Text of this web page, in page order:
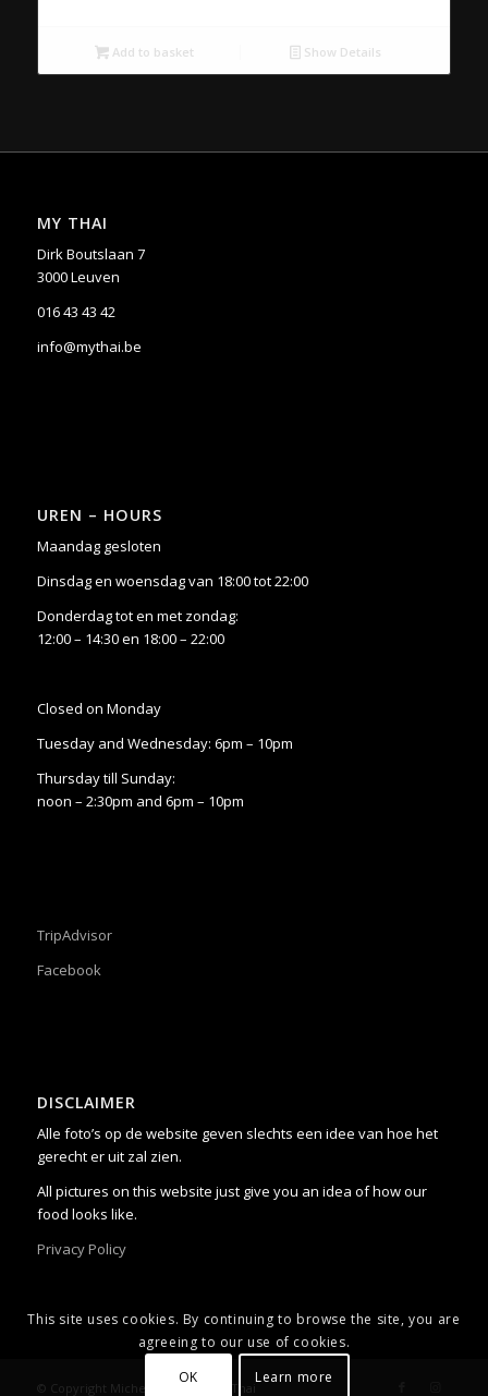
Add to basket Show Details
MY THAI
Dirk Boutslaan 7
3000 Leuven
016 43 43 42
info@mythai.be
UREN – HOURS
Maandag gesloten
Dinsdag en woensdag van 18:00 tot 22:00
Donderdag tot en met zondag:
12:00 – 14:30 en 18:00 – 22:00
Closed on Monday
Tuesday and Wednesday: 6pm – 10pm
Thursday till Sunday:
noon – 2:30pm and 6pm – 10pm
TripAdvisor
Facebook
DISCLAIMER
Alle foto’s op de website geven slechts een idee van hoe het
gerecht er uit zal zien.
All pictures on this website just give you an idea of how our
food looks like.
Privacy Policy
© Copyright Michel Mes voor My Thai
This site uses cookies. By continuing to browse the site, you are
agreeing to our use of cookies.
OK
Learn more